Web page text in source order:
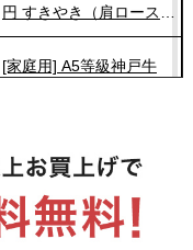
円 すきやき（肩ロース・
特選もも）450g
[家庭用] A5等級神戸牛
サーロインステーキ
神戸牛カタログギフト
８千円